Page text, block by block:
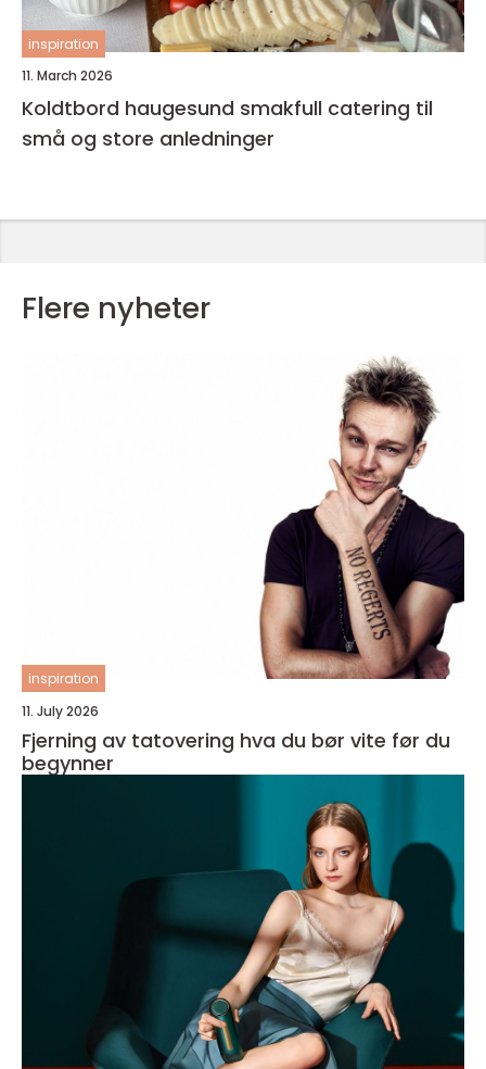
inspiration
11. March 2026
Koldtbord haugesund smakfull catering til
små og store anledninger
Flere nyheter
inspiration
11. July 2026
Fjerning av tatovering hva du bør vite før du
begynner